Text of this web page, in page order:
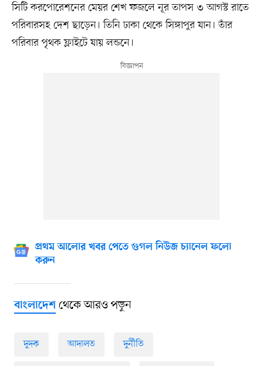
সিটি করপোরেশনের মেয়র শেখ ফজলে নূর তাপস ৩ আগস্ট রাতে
পরিবারসহ দেশ ছাড়েন। তিনি ঢাকা থেকে সিঙ্গাপুর যান। তাঁর
পরিবার পৃথক ফ্লাইটে যায় লন্ডনে।
প্রথম আলোর খবর পেতে গুগল নিউজ চ্যানেল ফলো
করুন
বাংলাদেশথেকে আরও পড়ুন
দুদক আদালত দুর্নীতি